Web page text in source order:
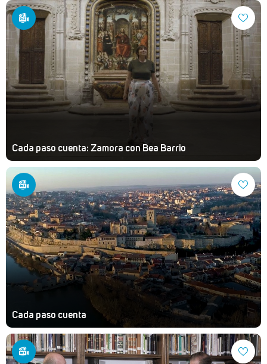
Cada paso cuenta: Zamora con Bea Barrio
Cada paso cuenta